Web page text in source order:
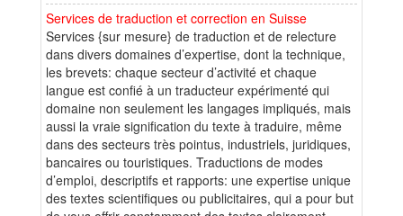
Services de traduction et correction en Suisse
Services {sur mesure} de traduction et de relecture
dans divers domaines d’expertise, dont la technique,
les brevets: chaque secteur d’activité et chaque
langue est confié à un traducteur expérimenté qui
domaine non seulement les langages impliqués, mais
aussi la vraie signification du texte à traduire, même
dans des secteurs très pointus, industriels, juridiques,
bancaires ou touristiques. Traductions de modes
d’emploi, descriptifs et rapports: une expertise unique
des textes scientifiques ou publicitaires, qui a pour but